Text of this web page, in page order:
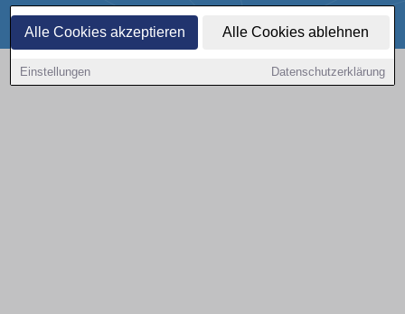
Alle Cookies akzeptieren Alle Cookies ablehnen
Einstellungen Datenschutzerklärung
Datenschutz Cookies
Copyright © 2000 - 2026 | 1A Infosysteme GmbH | Content by: 1a-sites-autos